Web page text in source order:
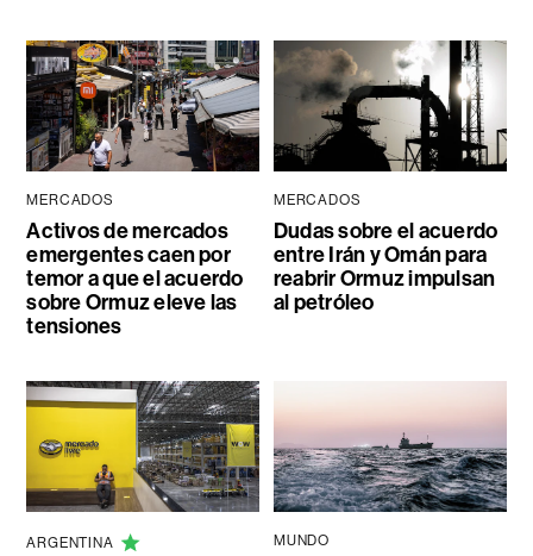
MERCADOS
Activos de mercados
emergentes caen por
temor a que el acuerdo
sobre Ormuz eleve las
tensiones
MERCADOS
Dudas sobre el acuerdo
entre Irán y Omán para
reabrir Ormuz impulsan
al petróleo
ARGENTINA MUNDO